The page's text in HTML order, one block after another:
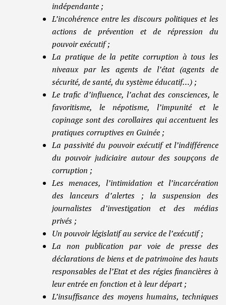
indépendante ;
L’incohérence entre les discours politiques et les
actions de prévention et de répression du
pouvoir exécutif ;
La pratique de la petite corruption à tous les
niveaux par les agents de l’état (agents de
sécurité, de santé, du système éducatif…) ;
Le trafic d’influence, l’achat des consciences, le
favoritisme, le népotisme, l’impunité et le
copinage sont des corollaires qui accentuent les
pratiques corruptives en Guinée ;
La passivité du pouvoir exécutif et l’indifférence
du pouvoir judiciaire autour des soupçons de
corruption ;
Les menaces, l’intimidation et l’incarcération
des lanceurs d’alertes ; la suspension des
journalistes d’investigation et des médias
privés ;
Un pouvoir législatif au service de l’exécutif ;
La non publication par voie de presse des
déclarations de biens et de patrimoine des hauts
responsables de l’Etat et des régies financières à
leur entrée en fonction et à leur départ ;
L’insuffisance des moyens humains, techniques